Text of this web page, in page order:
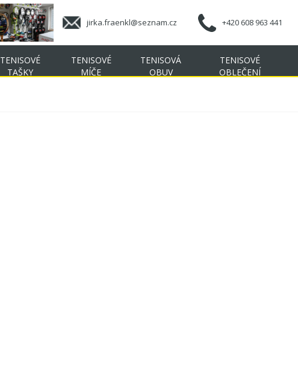
jirka.fraenkl@seznam.cz +420 608 963 441
TENISOVÉ
TAŠKY
TENISOVÉ
MÍČE
TENISOVÁ
OBUV
TENISOVÉ
OBLEČENÍ